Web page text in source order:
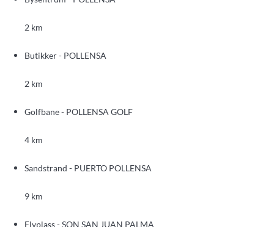
2 km
Butikker - POLLENSA
2 km
Golfbane - POLLENSA GOLF
4 km
Sandstrand - PUERTO POLLENSA
9 km
Flyplass - SON SAN JUAN PALMA